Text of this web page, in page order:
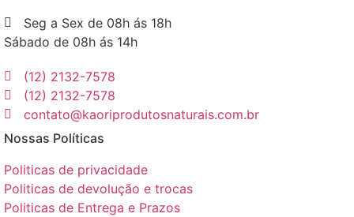
Seg a Sex de 08h ás 18h
Sábado de 08h ás 14h
(12) 2132-7578
(12) 2132-7578
contato@kaoriprodutosnaturais.com.br
Nossas Políticas
Politicas de privacidade
Politicas de devolução e trocas
Politicas de Entrega e Prazos